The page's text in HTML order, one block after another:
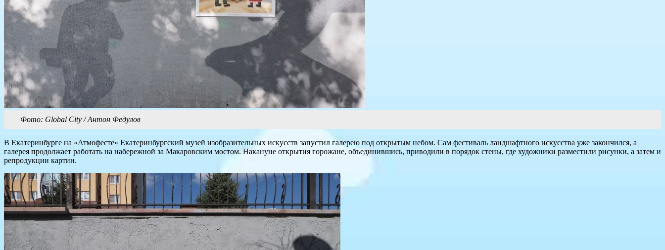
Фото: Global City / Антон Федулов
В Екатеринбурге на «Атмофесте» Екатеринбургский музей изобразительных искусств запустил галерею под открытым небом. Сам фестиваль ландшафтного искусства уже закончился, а
галерея продолжает работать на набережной за Макаровским мостом. Накануне открытия горожане, объединившись, приводили в порядок стены, где художники разместили рисунки, а затем и
репродукции картин.